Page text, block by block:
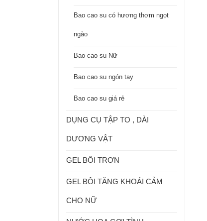
Bao cao su có hương thơm ngọt
ngào
Bao cao su Nữ
Bao cao su ngón tay
Bao cao su giá rẻ
DỤNG CỤ TẬP TO , DÀI
DƯƠNG VẬT
GEL BÔI TRƠN
GEL BÔI TĂNG KHOÁI CẢM
CHO NỮ